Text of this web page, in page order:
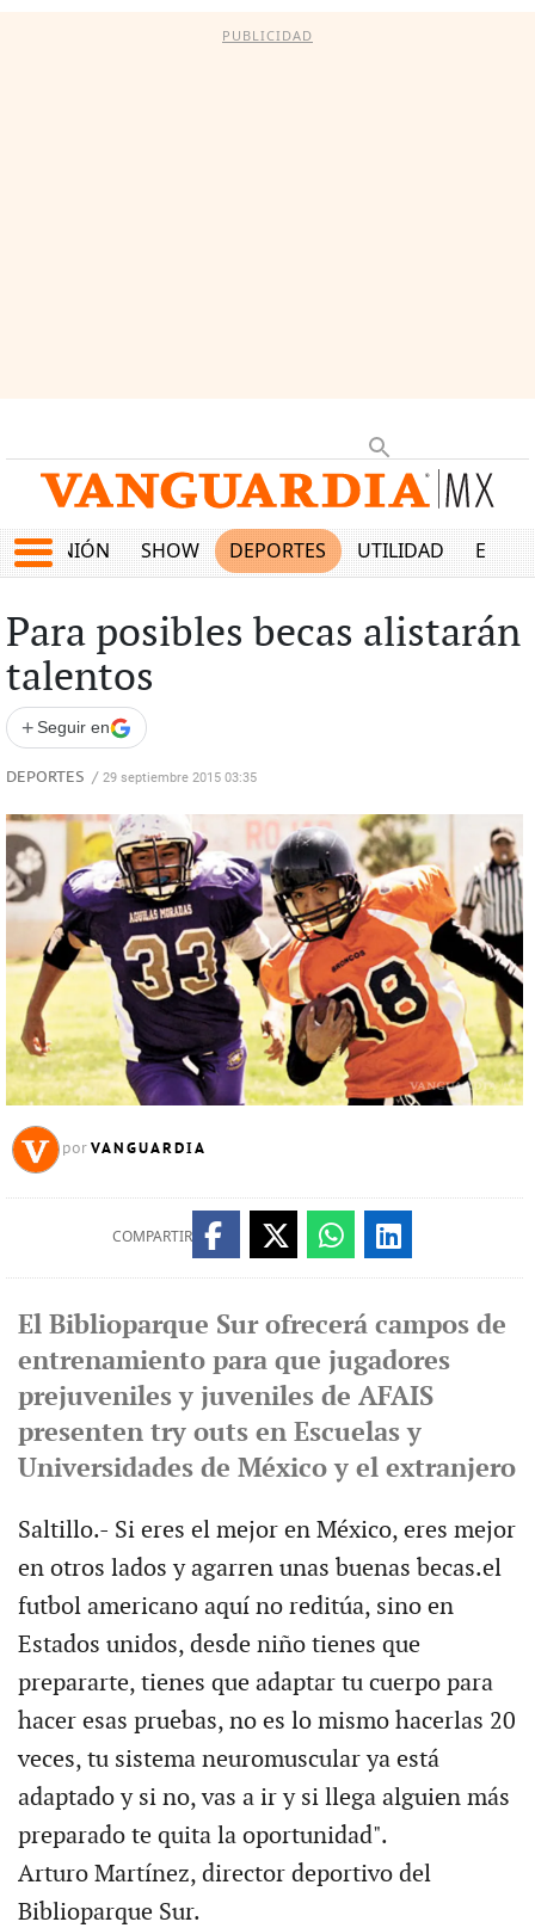
PUBLICIDAD
OPINIÓN SHOW DEPORTES UTILIDAD
Para posibles becas alistarán
talentos
+ Seguir en
DEPORTES / 29 septiembre 2015 03:35
por VANGUARDIA
COMPARTIR
El Biblioparque Sur ofrecerá campos de
entrenamiento para que jugadores
prejuveniles y juveniles de AFAIS
presenten try outs en Escuelas y
Universidades de México y el extranjero
Saltillo.- Si eres el mejor en México, eres mejor
en otros lados y agarren unas buenas becas.el
futbol americano aquí no reditúa, sino en
Estados unidos, desde niño tienes que
prepararte, tienes que adaptar tu cuerpo para
hacer esas pruebas, no es lo mismo hacerlas 20
veces, tu sistema neuromuscular ya está
adaptado y si no, vas a ir y si llega alguien más
preparado te quita la oportunidad".
Arturo Martínez, director deportivo del
Biblioparque Sur.